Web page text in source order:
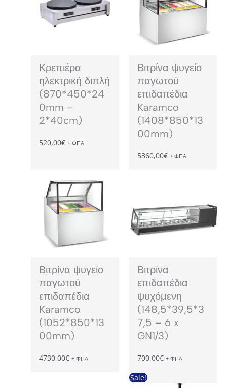
Κρεπιέρα
ηλεκτρική διπλή
(870*450*24
0mm –
2*40cm)
520,00€ + ΦΠΑ
Βιτρίνα ψυγείο
παγωτού
επιδαπέδια
Karamco
(1408*850*13
00mm)
5360,00€ + ΦΠΑ
Βιτρίνα ψυγείο
παγωτού
επιδαπέδια
Karamco
(1052*850*13
00mm)
4730,00€ + ΦΠΑ
Βιτρίνα
επιδαπέδια
ψυχόμενη
(148,5*39,5*3
7,5 – 6 x
GN1/3)
700,00€ + ΦΠΑ
Sale!